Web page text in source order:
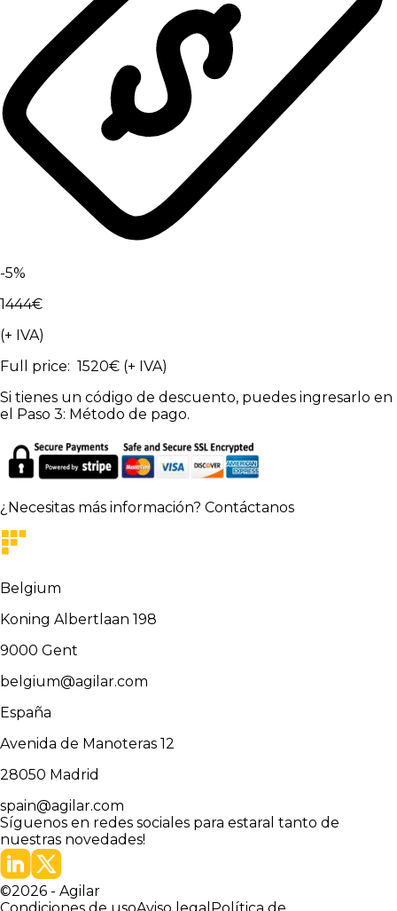
-5%
1444€
(+ IVA)
Full price: 1520€ (+ IVA)
Si tienes un código de descuento, puedes ingresarlo en
el Paso 3: Método de pago.
¿Necesitas más información? Contáctanos
Belgium
Koning Albertlaan 198
9000 Gent
belgium@agilar.com
España
Avenida de Manoteras 12
28050 Madrid
spain@agilar.com
Síguenos en redes sociales para estaral tanto de
nuestras novedades!
©2026 - Agilar
Condiciones de usoAviso legal Política de